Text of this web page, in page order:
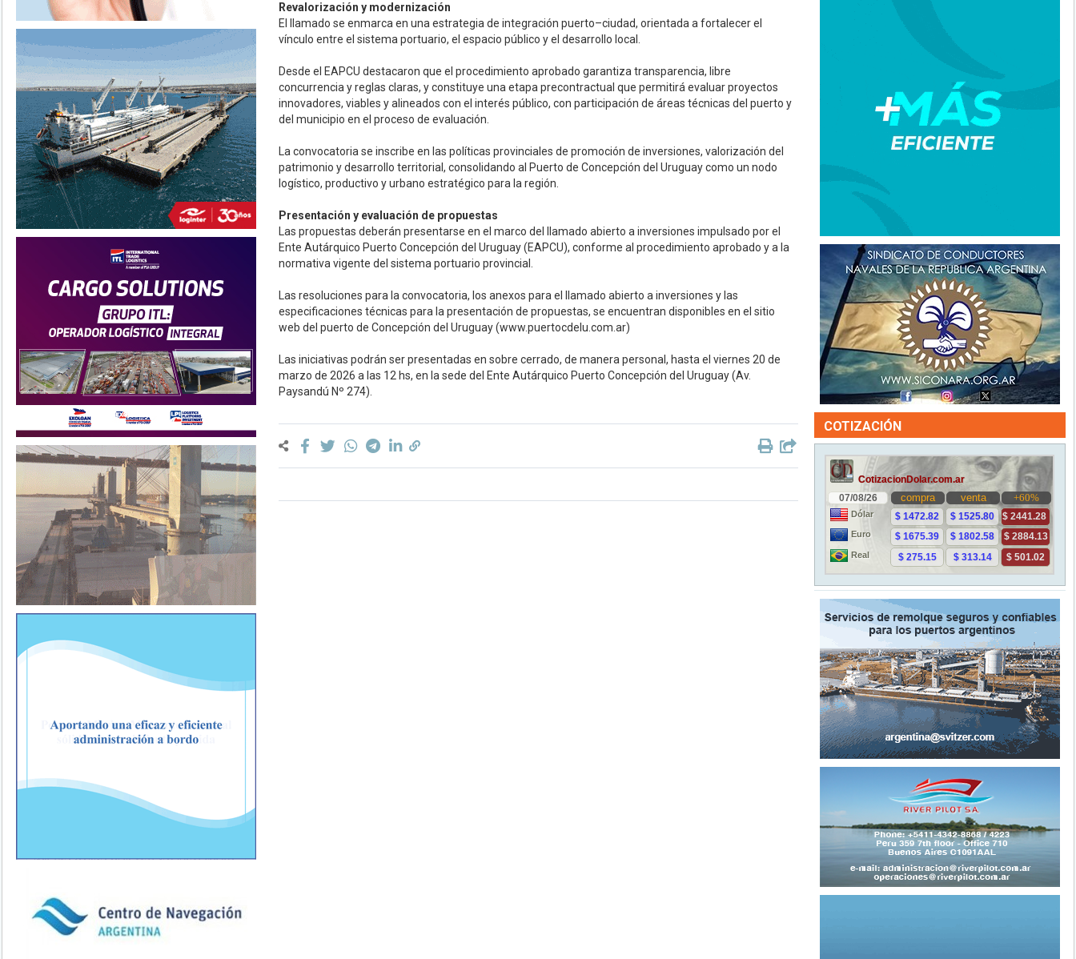
Revalorización y modernización
El llamado se enmarca en una estrategia de integración puerto–ciudad, orientada a fortalecer el
vínculo entre el sistema portuario, el espacio público y el desarrollo local.
Desde el EAPCU destacaron que el procedimiento aprobado garantiza transparencia, libre
concurrencia y reglas claras, y constituye una etapa precontractual que permitirá evaluar proyectos
innovadores, viables y alineados con el interés público, con participación de áreas técnicas del puerto y
del municipio en el proceso de evaluación.
La convocatoria se inscribe en las políticas provinciales de promoción de inversiones, valorización del
patrimonio y desarrollo territorial, consolidando al Puerto de Concepción del Uruguay como un nodo
logístico, productivo y urbano estratégico para la región.
Presentación y evaluación de propuestas
Las propuestas deberán presentarse en el marco del llamado abierto a inversiones impulsado por el
Ente Autárquico Puerto Concepción del Uruguay (EAPCU), conforme al procedimiento aprobado y a la
normativa vigente del sistema portuario provincial.
Las resoluciones para la convocatoria, los anexos para el llamado abierto a inversiones y las
especificaciones técnicas para la presentación de propuestas, se encuentran disponibles en el sitio
web del puerto de Concepción del Uruguay (www.puertocdelu.com.ar)
Las iniciativas podrán ser presentadas en sobre cerrado, de manera personal, hasta el viernes 20 de
marzo de 2026 a las 12 hs, en la sede del Ente Autárquico Puerto Concepción del Uruguay (Av.
Paysandú Nº 274).
COTIZACIÓN